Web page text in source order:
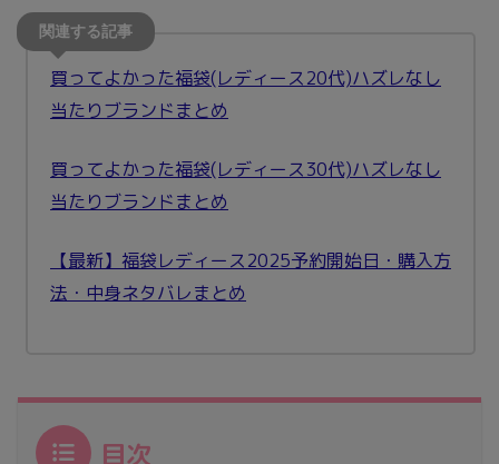
買ってよかった福袋(レディース20代)ハズレなし
当たりブランドまとめ
買ってよかった福袋(レディース30代)ハズレなし
当たりブランドまとめ
【最新】福袋レディース2025予約開始日・購入方
法・中身ネタバレまとめ
目次